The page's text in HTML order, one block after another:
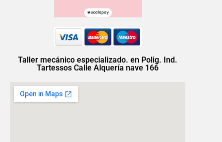
Taller mecánico especializado. en Polig. Ind.
Tartessos Calle Alquería nave 166